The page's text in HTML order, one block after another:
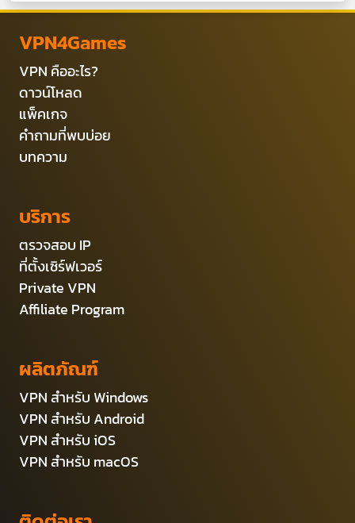
VPN4Games
VPN คืออะไร?
ดาวน์โหลด
แพ็คเกจ
คำถามที่พบบ่อย
บทความ
บริการ
ตรวจสอบ IP
ที่ตั้งเซิร์ฟเวอร์
Private VPN
Affiliate Program
ผลิตภัณฑ์
VPN สำหรับ Windows
VPN สำหรับ Android
VPN สำหรับ iOS
VPN สำหรับ macOS